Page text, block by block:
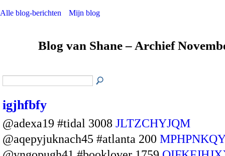
Alle blog-berichten Mijn blog
Blog van Shane – Archief
igjhfbfy
@adexa19 #tidal 3008 JLTZCHYJQM
@aqepyjuknach45 #atlanta 200